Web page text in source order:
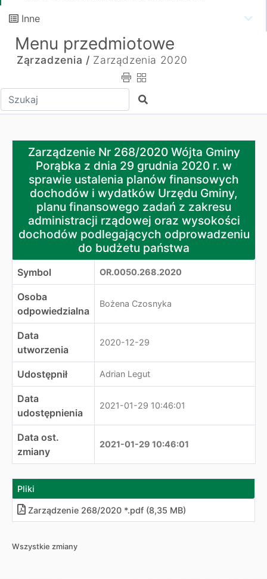
Inne
Menu przedmiotowe
Ząrzadzenia / Zarządzenia 2020
Wpisz tekst do wyszukania Szukaj
Zarządzenie Nr 268/2020 Wójta Gminy Porąbka z
Zarządzenie Nr 268/2020 Wójta Gminy
Porąbka z dnia 29 grudnia 2020 r. w
sprawie ustalenia planów finansowych
dochodów i wydatków Urzędu Gminy,
planu finansowego zadań z zakresu
administracji rządowej oraz wysokości
dochodów podlegających odprowadzeniu
do budżetu państwa
Symbol OR.0050.268.2020
Osoba
odpowiedzialna
Bożena Czosnyka
Data
utworzenia
2020-12-29
Udostępnił Adrian Legut
Data
udostępnienia
2021-01-29 10:46:01
Data ost.
zmiany
2021-01-29 10:46:01
Pliki
Zarządzenie 268/2020 *.pdf (8,35 MB)
Wszystkie zmiany